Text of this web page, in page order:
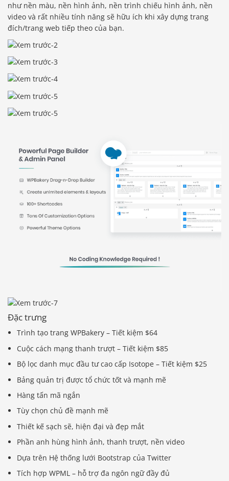
như nền màu, nền hình ảnh, nền trình chiếu hình ảnh, nền
video và rất nhiều tính năng sẽ hữu ích khi xây dựng trang
đích/trang web tiếp theo của bạn.
Đặc trưng
Trình tạo trang WPBakery – Tiết kiệm $64
Cuộc cách mạng thanh trượt – Tiết kiệm $85
Bộ lọc danh mục đầu tư cao cấp Isotope – Tiết kiệm $25
Bảng quản trị được tổ chức tốt và mạnh mẽ
Hàng tấn mã ngắn
Tùy chọn chủ đề mạnh mẽ
Thiết kế sạch sẽ, hiện đại và đẹp mắt
Phần anh hùng hình ảnh, thanh trượt, nền video
Dựa trên Hệ thống lưới Bootstrap của Twitter
Tích hợp WPML – hỗ trợ đa ngôn ngữ đầy đủ